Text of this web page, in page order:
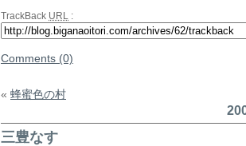
TrackBack URL :
Comments (0)
« 蜂蜜色の村
三豊なす